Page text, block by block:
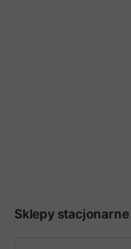
Sklepy stacjonarne